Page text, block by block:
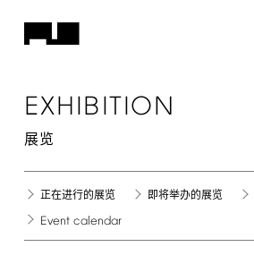
EXHIBITION
展览
正在进行的展览 即将举办的展览
Event calendar